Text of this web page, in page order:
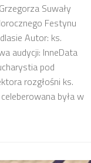
Suwały
Festynu
Autor: ks.
audycji: InneData
pod
rozgłośni ks.
była w